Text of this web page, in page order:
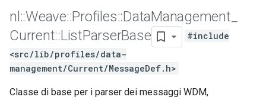
nl ::Weave::Profiles::DataManagement
Current::ListParserBase
#include
<src/lib/profiles/data-
management/Current/MessageDef.h>
Classe di base per i parser dei messaggi WDM,